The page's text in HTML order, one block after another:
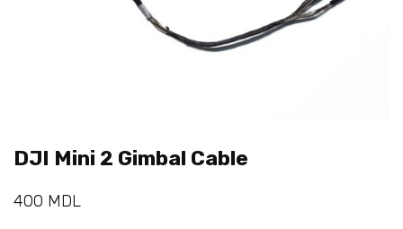
DJI Mini 2 Gimbal Cable
400 MDL